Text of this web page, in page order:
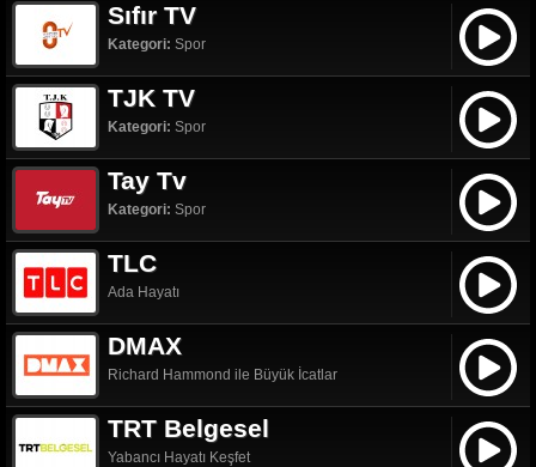
Sıfır TV
Kategori: Spor
TJK TV
Kategori: Spor
Tay Tv
Kategori: Spor
TLC
Ada Hayatı
DMAX
Richard Hammond ile Büyük İcatlar
TRT Belgesel
Yabancı Hayatı Keşfet